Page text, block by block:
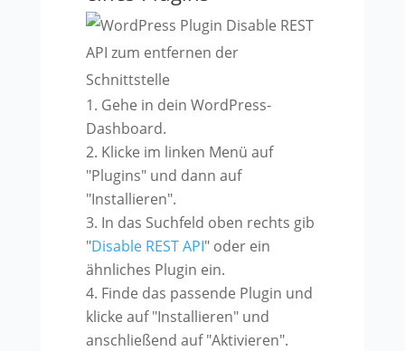
Gehe in dein WordPress-
Dashboard.
Klicke im linken Menü auf
"Plugins" und dann auf
"Installieren".
In das Suchfeld oben rechts gib
"Disable REST API" oder ein
ähnliches Plugin ein.
Finde das passende Plugin und
klicke auf "Installieren" und
anschließend auf "Aktivieren".